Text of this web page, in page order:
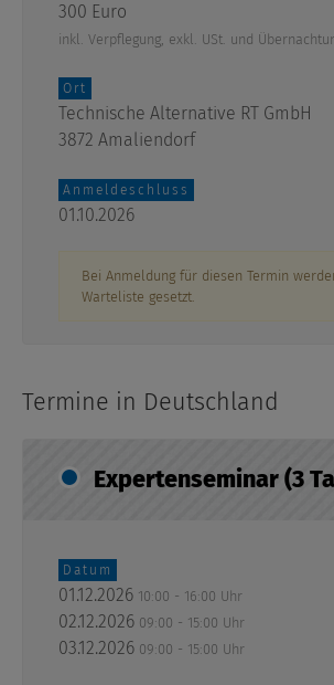
300 Euro
inkl. Verpflegung, exkl. USt. und
Ort
Technische Alternative RT GmbH
3872 Amaliendorf
Anmeldeschluss
01.10.2026
Bei Anmeldung für diesen Termin
Warteliste gesetzt.
Termine in Deutschland
Expertenseminar (3
Datum
01.12.2026 10:00 - 16:00 Uhr
02.12.2026 09:00 - 15:00 Uhr
03.12.2026 09:00 - 15:00 Uhr